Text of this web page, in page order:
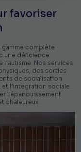
favoriser
gamme complète
une déficience
Nos services
des sorties
de socialisation
l’intégration sociale.
l’épanouissement
chaleureux.